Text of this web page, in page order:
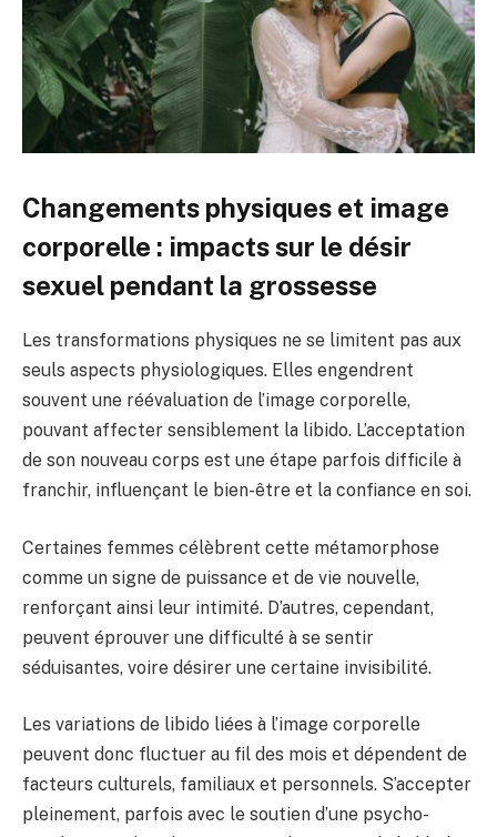
Changements physiques et image
corporelle : impacts sur le désir
sexuel pendant la grossesse
Les transformations physiques ne se limitent pas aux
seuls aspects physiologiques. Elles engendrent
souvent une réévaluation de l’image corporelle,
pouvant affecter sensiblement la libido. L’acceptation
de son nouveau corps est une étape parfois difficile à
franchir, influençant le bien-être et la confiance en soi.
Certaines femmes célèbrent cette métamorphose
comme un signe de puissance et de vie nouvelle,
renforçant ainsi leur intimité. D’autres, cependant,
peuvent éprouver une difficulté à se sentir
séduisantes, voire désirer une certaine invisibilité.
Les variations de libido liées à l’image corporelle
peuvent donc fluctuer au fil des mois et dépendent de
facteurs culturels, familiaux et personnels. S’accepter
pleinement, parfois avec le soutien d’une psycho-